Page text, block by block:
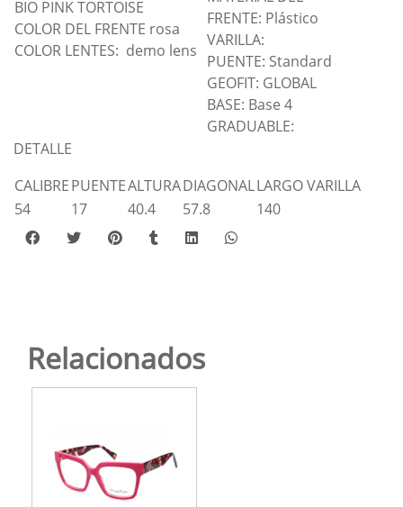
BIO PINK TORTOISE
COLOR DEL FRENTE rosa
COLOR LENTES: demo lens
FRENTE: Plástico
VARILLA:
PUENTE: Standard
GEOFIT: GLOBAL
BASE: Base 4
GRADUABLE:
DETALLE
CALIBREPUENTEALTURADIAGONALLARGO VARILLA
54
17 40.4 57.8 140
Relacionados